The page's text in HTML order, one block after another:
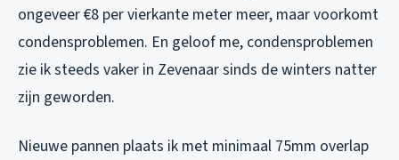
ongeveer €8 per vierkante meter meer, maar voorkomt
condensproblemen. En geloof me, condensproblemen
zie ik steeds vaker in Zevenaar sinds de winters natter
zijn geworden.
Nieuwe pannen plaats ik met minimaal 75mm overlap